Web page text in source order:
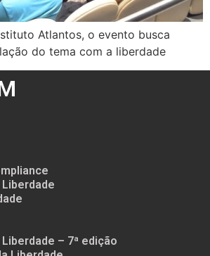
Atlantos, o evento busca
do tema com a liberdade
– 7ª edição